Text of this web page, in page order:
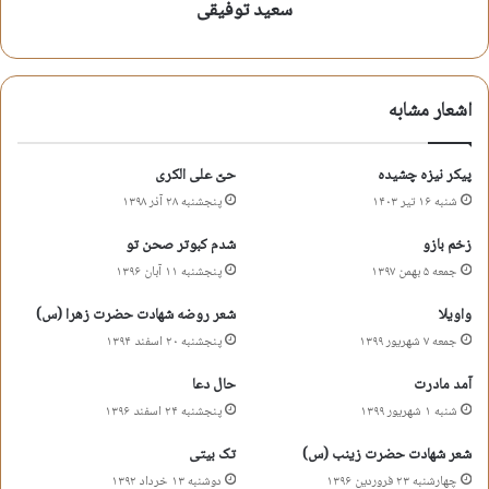
غصه را قدرت بیانی نیست
آسمان را که آسمانی نیست
در بقیع هیچ سایه بانی نیست
بی رواق است و بر کبوترهاش
غیراز این خاک آشیانی نیست
اشک ممنوع و روضه تحریم است
هر چه در این بقیع می گردیم
مثل صدیقه بی نشانی نیست
هیچ داغی به این گرانی نیست
سعید توفیقی
اشعار مشابه
پیکر نیزه چشیده
شنبه ۱۶ تیر ۱۴۰۳
حیّ علی الکری
پنجشنبه ۲۸ آذر ۱۳۹۸
زخم بازو
جمعه ۵ بهمن ۱۳۹۷
شدم کبوتر صحن تو
پنجشنبه ۱۱ آبان ۱۳۹۶
واویلا
جمعه ۷ شهریور ۱۳۹۹
شعر روضه شهادت حضرت زهرا (س)
پنجشنبه ۲۰ اسفند ۱۳۹۴
آمد مادرت
شنبه ۱ شهریور ۱۳۹۹
حال دعا
پنجشنبه ۲۴ اسفند ۱۳۹۶
شعر شهادت حضرت زینب (س)
چهارشنبه ۲۳ فروردین ۱۳۹۶
تک بیتی
دوشنبه ۱۳ خرداد ۱۳۹۲